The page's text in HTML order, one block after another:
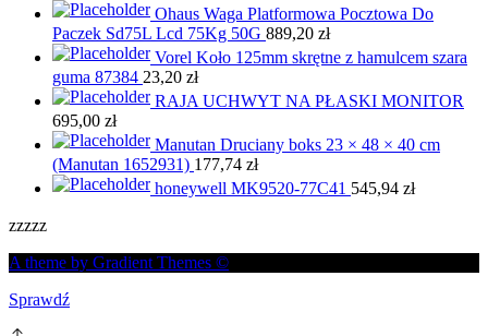
Ohaus Waga Platformowa Pocztowa Do
Paczek Sd75L Lcd 75Kg 50G 889,20 zł
Vorel Koło 125mm skrętne z hamulcem szara
guma 87384 23,20 zł
RAJA UCHWYT NA PŁASKI MONITOR
695,00 zł
Manutan Druciany boks 23 × 48 × 40 cm
(Manutan 1652931) 177,74 zł
honeywell MK9520-77C41 545,94 zł
zzzzz
A theme by Gradient Themes ©
Sprawdź